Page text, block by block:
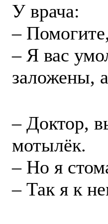
У врача:
–
– Я вас
заложены,
– Доктор,
мотылёк.
– Но я
– Так я к